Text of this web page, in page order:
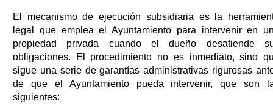
El mecanismo de ejecución subsidiaria es la
legal que emplea el Ayuntamiento para intervenir en
propiedad privada cuando el dueño desatiende
obligaciones. El procedimiento no es inmediato, sino
sigue una serie de garantías administrativas rigurosas
de que el Ayuntamiento pueda intervenir, que son
siguientes: